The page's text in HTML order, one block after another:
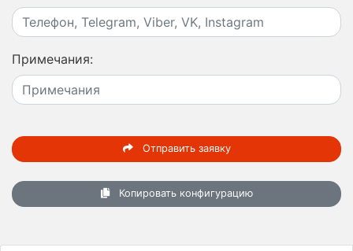
Примечания:
Отправить заявку
Копировать конфигурацию